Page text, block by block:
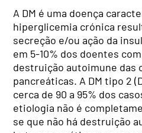
A DM é uma doença
hiperglicemia crónica
secreção e/ou ação da
em 5-10% dos doentes
destruição autoimune das
pancreáticas. A DM tipo 2
cerca de 90 a 95% dos
etiologia não é
se que não há destruição